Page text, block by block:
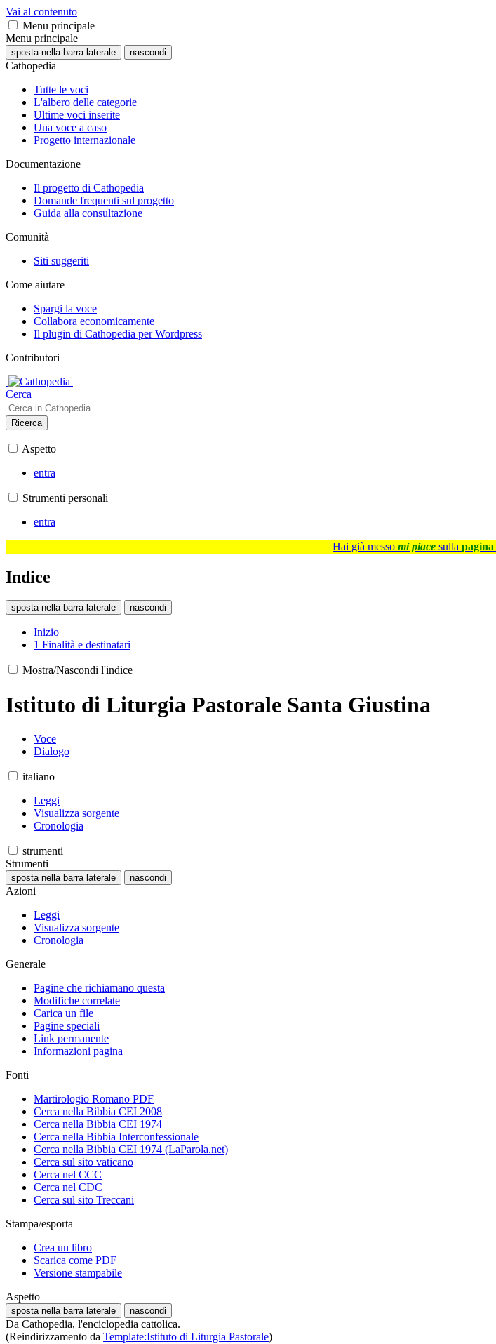
Vai al contenuto
Menu principale
Menu principale
sposta nella barra laterale nascondi
Cathopedia
Tutte le voci
L'albero delle categorie
Ultime voci inserite
Una voce a caso
Progetto internazionale
Documentazione
Il progetto di Cathopedia
Domande frequenti sul progetto
Guida alla consultazione
Comunità
Siti suggeriti
Come aiutare
Spargi la voce
Collabora economicamente
Il plugin di Cathopedia per Wordpress
Contributori
Cerca
Ricerca
Aspetto
entra
Strumenti personali
entra
Hai già messo mi piace sulla pagina
Indice
sposta nella barra laterale nascondi
Inizio
1 Finalità e destinatari
Mostra/Nascondi l'indice
Istituto di Liturgia Pastorale Santa Giustina
Voce
Dialogo
italiano
Leggi
Visualizza sorgente
Cronologia
strumenti
Strumenti
sposta nella barra laterale nascondi
Azioni
Leggi
Visualizza sorgente
Cronologia
Generale
Pagine che richiamano questa
Modifiche correlate
Carica un file
Pagine speciali
Link permanente
Informazioni pagina
Fonti
Martirologio Romano PDF
Cerca nella Bibbia CEI 2008
Cerca nella Bibbia CEI 1974
Cerca nella Bibbia Interconfessionale
Cerca nella Bibbia CEI 1974 (LaParola.net)
Cerca sul sito vaticano
Cerca nel CCC
Cerca nel CDC
Cerca sul sito Treccani
Stampa/esporta
Crea un libro
Scarica come PDF
Versione stampabile
Aspetto
sposta nella barra laterale nascondi
Da Cathopedia, l'enciclopedia cattolica.
(Reindirizzamento da Template:Istituto di Liturgia Pastorale)